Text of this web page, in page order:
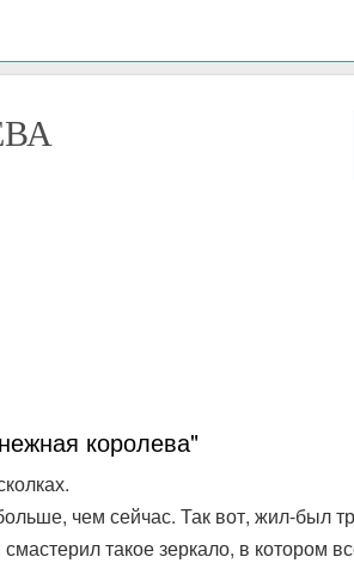
королева"
чем сейчас. Так вот, жил-был
такое зеркало, в котором